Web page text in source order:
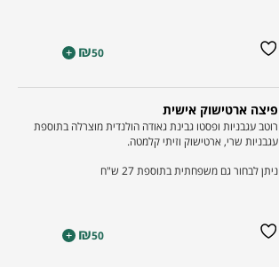
₪50
+
פיצה ארטישוק אישית
רוטב עגבניות ופסטו גבינת גאודה הולנדית מוצרלה בתוספת
עגבניות שרי, ארטישוק וזיתי קלמטה.
ניתן לבחור גם משפחתית בתוספת 27 ש"ח
₪50
+